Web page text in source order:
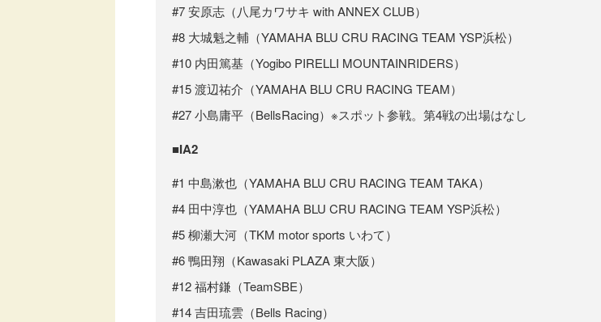
#7 安原志（八尾カワサキ with ANNEX CLUB）
#8 大城魁之輔（YAMAHA BLU CRU RACING TEAM YSP浜松）
#10 内田篤基（Yogibo PIRELLI MOUNTAINRIDERS）
#15 渡辺祐介（YAMAHA BLU CRU RACING TEAM）
#27 小島庸平（BellsRacing）※スポット参戦。第4戦の出場はなし
■IA2
#1 中島漱也（YAMAHA BLU CRU RACING TEAM TAKA）
#4 田中淳也（YAMAHA BLU CRU RACING TEAM YSP浜松）
#5 柳瀬大河（TKM motor sports いわて）
#6 鴨田翔（Kawasaki PLAZA 東大阪）
#12 福村鎌（TeamSBE）
#14 吉田琉雲（Bells Racing）